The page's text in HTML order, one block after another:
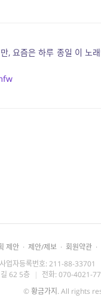
, 요즘은 하루 종일 이 노
제안 · 제안/제보 · 회원약관 ·
사업자등록번호: 211-88-33701
62 5층 | 전화: 070-4021-
©황금가지 . All rights